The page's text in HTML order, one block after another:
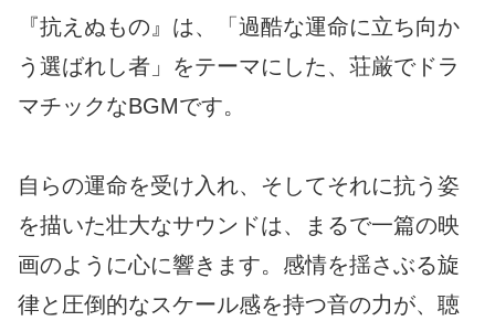
『抗えぬもの』は、「過酷な運命に立ち向か
う選ばれし者」をテーマにした、荘厳でドラ
マチックなBGMです。
自らの運命を受け入れ、そしてそれに抗う姿
を描いた壮大なサウンドは、まるで一篇の映
画のように心に響きます。感情を揺さぶる旋
律と圧倒的なスケール感を持つ音の力が、聴